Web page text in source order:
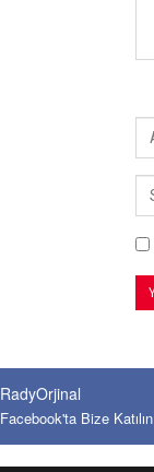
RadyOrjinal
Facebook'ta Bize Katılın